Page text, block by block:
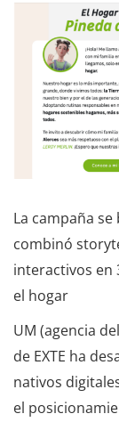
La campaña
combinó
interactivos en
el hogar
UM (agencia
de EXTE ha
nativos
el